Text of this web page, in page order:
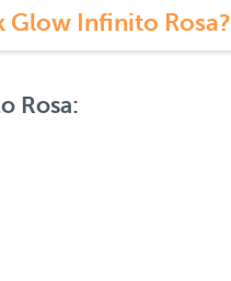
Glow Infinito Rosa?
Rosa: